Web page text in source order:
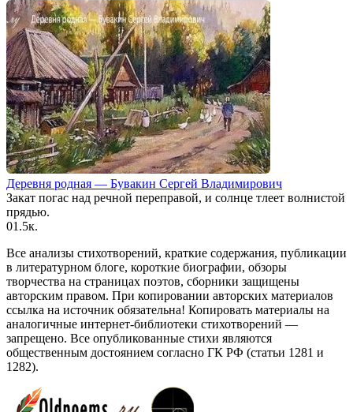
Деревня родная — Бувакин Сергей Владимирович
Закат погас над речной переправой, и солнце тлеет волнистой
прядью.
01.5к.
Все анализы стихотворений, краткие содержания, публикации
в литературном блоге, короткие биографии, обзоры
творчества на страницах поэтов, сборники защищены
авторским правом. При копировании авторских материалов
ссылка на источник обязательна! Копировать материалы на
аналогичные интернет-библиотеки стихотворений —
запрещено. Все опубликованные стихи являются
общественным достоянием согласно ГК РФ (статьи 1281 и
1282).